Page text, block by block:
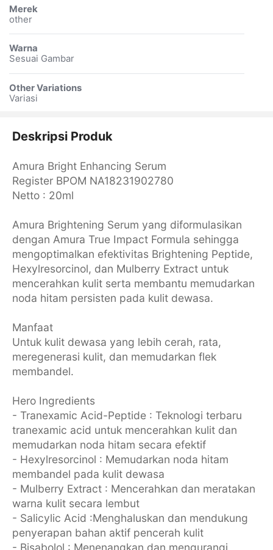
Merek
other
Warna
Sesuai Gambar
Other Variations
Variasi
Deskripsi Produk
Amura Bright Enhancing Serum
Register BPOM NA18231902780
Netto : 20ml
Amura Brightening Serum yang diformulasikan
dengan Amura True Impact Formula sehingga
mengoptimalkan efektivitas Brightening Peptide,
Hexylresorcinol, dan Mulberry Extract untuk
mencerahkan kulit serta membantu memudarkan
noda hitam persisten pada kulit dewasa.
Manfaat
Untuk kulit dewasa yang lebih cerah, rata,
meregenerasi kulit, dan memudarkan flek
membandel.
Hero Ingredients
- Tranexamic Acid-Peptide : Teknologi terbaru
tranexamic acid untuk mencerahkan kulit dan
memudarkan noda hitam secara efektif
- Hexylresorcinol : Memudarkan noda hitam
membandel pada kulit dewasa
- Mulberry Extract : Mencerahkan dan meratakan
warna kulit secara lembut
- Salicylic Acid :Menghaluskan dan mendukung
penyerapan bahan aktif pencerah kulit
- Bisabolol : Menenangkan dan mengurangi